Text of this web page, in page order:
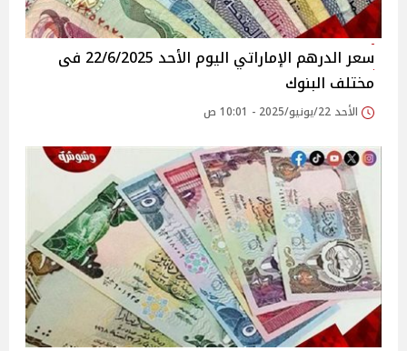
سعر الدرهم الإماراتي اليوم الأحد 22/6/2025 فى
مختلف البنوك
الأحد 22/يونيو/2025 - 10:01 ص